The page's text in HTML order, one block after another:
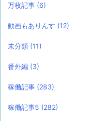
万枚記事 (6)
動画もありんす (12)
未分類 (11)
番外編 (3)
稼働記事 (283)
稼働記事5 (282)